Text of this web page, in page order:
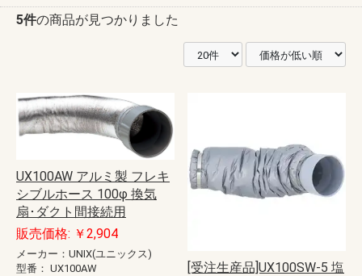
5件の商品が見つかりました
UX100AW アルミ製 フレキ
シブルホース 100φ 換気
扇･ダクト間接続用
販売価格: ￥2,904
メーカー：UNIX(ユニックス)
型番： UX100AW
[受注生産品]UX100SW-5 塩